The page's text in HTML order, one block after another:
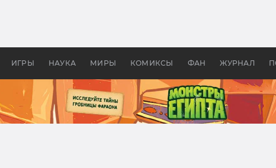
ИГРЫ НАУКА МИРЫ КОМИКСЫ ФАН ЖУРНАЛ
апокалипсис, в России —
бы